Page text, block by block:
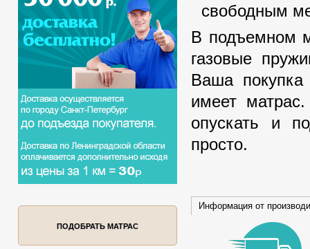
свободным
В подъемном
газовые
Ваша
имеет
опускать и
просто.
Информация от
ПОДОБРАТЬ МАТРАС